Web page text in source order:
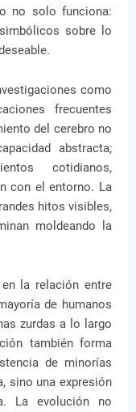
no solo funciona:
sobre lo
como
frecuentes
del cerebro no
abstracta;
cotidianos,
con el entorno. La
hitos visibles,
moldeando la
la relación entre
de humanos
zurdas a lo largo
también forma
de minorías
sino una expresión
La evolución no